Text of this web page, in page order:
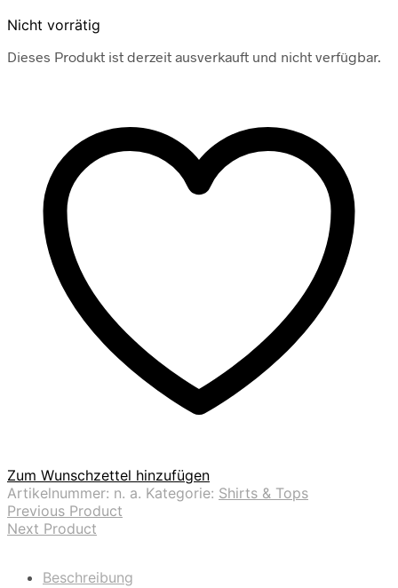
Nicht vorrätig
Dieses Produkt ist derzeit ausverkauft und nicht verfügbar.
Zum Wunschzettel hinzufügen
Artikelnummer: n. a. Kategorie: Shirts & Tops
Previous Product
Next Product
Beschreibung